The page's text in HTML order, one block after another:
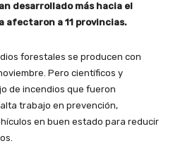
desarrollado más hacia el
afectaron a 11 provincias.
forestales se producen con
Pero científicos y
de incendios que fueron
trabajo en prevención,
en buen estado para reducir